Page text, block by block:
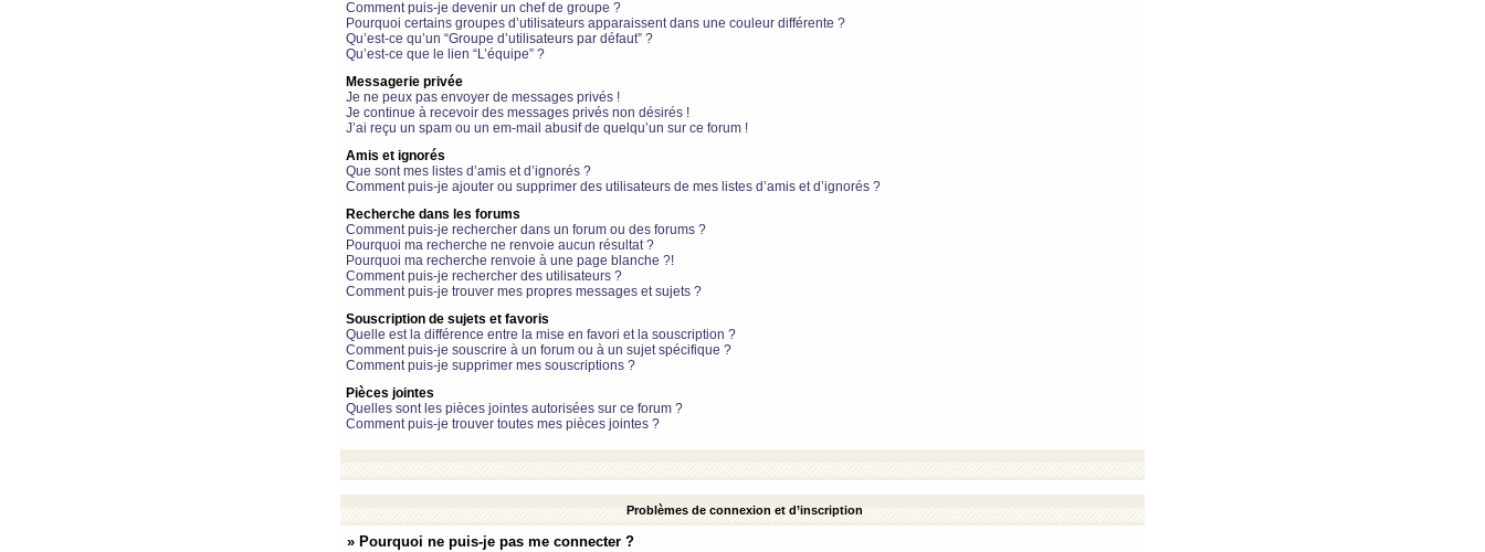
Comment puis-je devenir un chef de groupe ?
Pourquoi certains groupes d’utilisateurs apparaissent dans une couleur différente ?
Qu’est-ce qu’un “Groupe d’utilisateurs par défaut” ?
Qu’est-ce que le lien “L’équipe” ?
Messagerie privée
Je ne peux pas envoyer de messages privés !
Je continue à recevoir des messages privés non désirés !
J’ai reçu un spam ou un em-mail abusif de quelqu’un sur ce forum !
Amis et ignorés
Que sont mes listes d’amis et d’ignorés ?
Comment puis-je ajouter ou supprimer des utilisateurs de mes listes d’amis et d’ignorés ?
Recherche dans les forums
Comment puis-je rechercher dans un forum ou des forums ?
Pourquoi ma recherche ne renvoie aucun résultat ?
Pourquoi ma recherche renvoie à une page blanche ?!
Comment puis-je rechercher des utilisateurs ?
Comment puis-je trouver mes propres messages et sujets ?
Souscription de sujets et favoris
Quelle est la différence entre la mise en favori et la souscription ?
Comment puis-je souscrire à un forum ou à un sujet spécifique ?
Comment puis-je supprimer mes souscriptions ?
Pièces jointes
Quelles sont les pièces jointes autorisées sur ce forum ?
Comment puis-je trouver toutes mes pièces jointes ?
Problèmes de connexion et d’inscription
» Pourquoi ne puis-je pas me connecter ?